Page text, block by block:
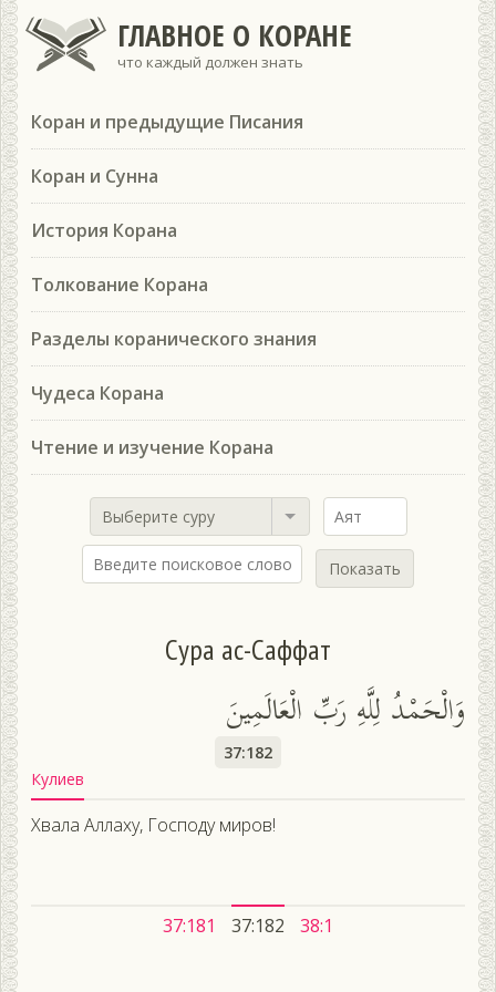
ГЛАВНОЕ О КОРАНЕ
что каждый должен знать
Коран и предыдущие Писания
Коран и Сунна
История Корана
Толкование Корана
Разделы коранического знания
Чудеса Корана
Чтение и изучение Корана
Выберите суру
Показать
Сура ас-Саффат
وَالْحَمْدُ لِلَّهِ رَبِّ الْعَالَمِينَ
37:182
Кулиев
Хвала Аллаху, Господу миров!
37:181 37:182 38:1